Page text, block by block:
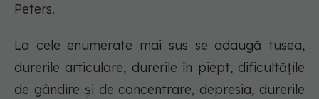
Peters.
La cele enumerate mai sus se adaugă tusea,
durerile articulare, durerile în piept, dificultățile
de gândire și de concentrare, depresia, durerile